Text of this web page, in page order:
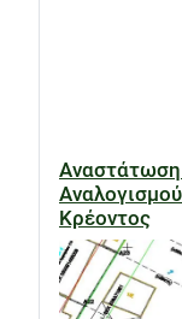
Αναστάτωση
Κρέοντος